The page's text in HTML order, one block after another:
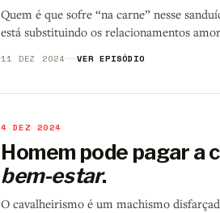
Quem é que sofre “na carne” nesse
está substituindo os relacionamentos
11 DEZ 2024 VER EPISÓDIO
4 DEZ 2024
Homem pode pagar a
bem-estar.
O cavalheirismo é um machismo